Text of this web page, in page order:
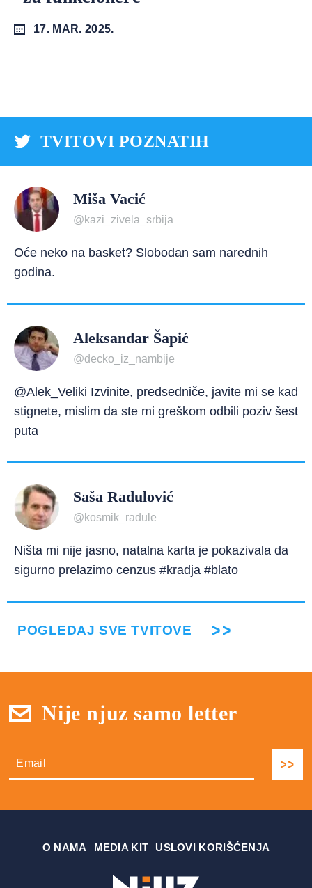
17. MAR. 2025.
TVITOVI POZNATIH
Miša Vacić
@kazi_zivela_srbija
Oće neko na basket? Slobodan sam narednih
godina.
Aleksandar Šapić
@decko_iz_nambije
@Alek_Veliki Izvinite, predsedniče, javite mi se kad
stignete, mislim da ste mi greškom odbili poziv šest
puta
Saša Radulović
@kosmik_radule
Ništa mi nije jasno, natalna karta je pokazivala da
sigurno prelazimo cenzus #kradja #blato
POGLEDAJ SVE TVITOVE
Nije njuz samo letter
О NAMA MEDIA KIT USLOVI KORIŠĆENJA